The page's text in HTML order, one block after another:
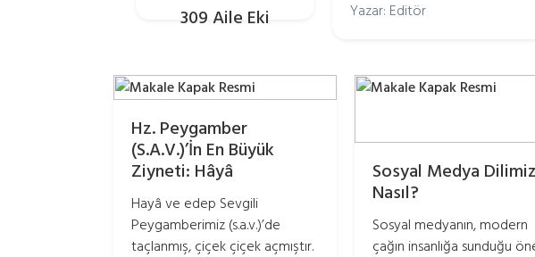
309 Aile Eki
Yazar: Editör
Hz. Peygamber
(S.A.V.)’İn En Büyük
Ziyneti: Hâyâ
Hayâ ve edep Sevgili
Peygamberimiz (s.a.v.)’de
taçlanmış, çiçek çiçek açmıştır.
Sosyal Medya Dilimiz
Nasıl?
Sosyal medyanın, modern
çağın insanlığa sunduğu